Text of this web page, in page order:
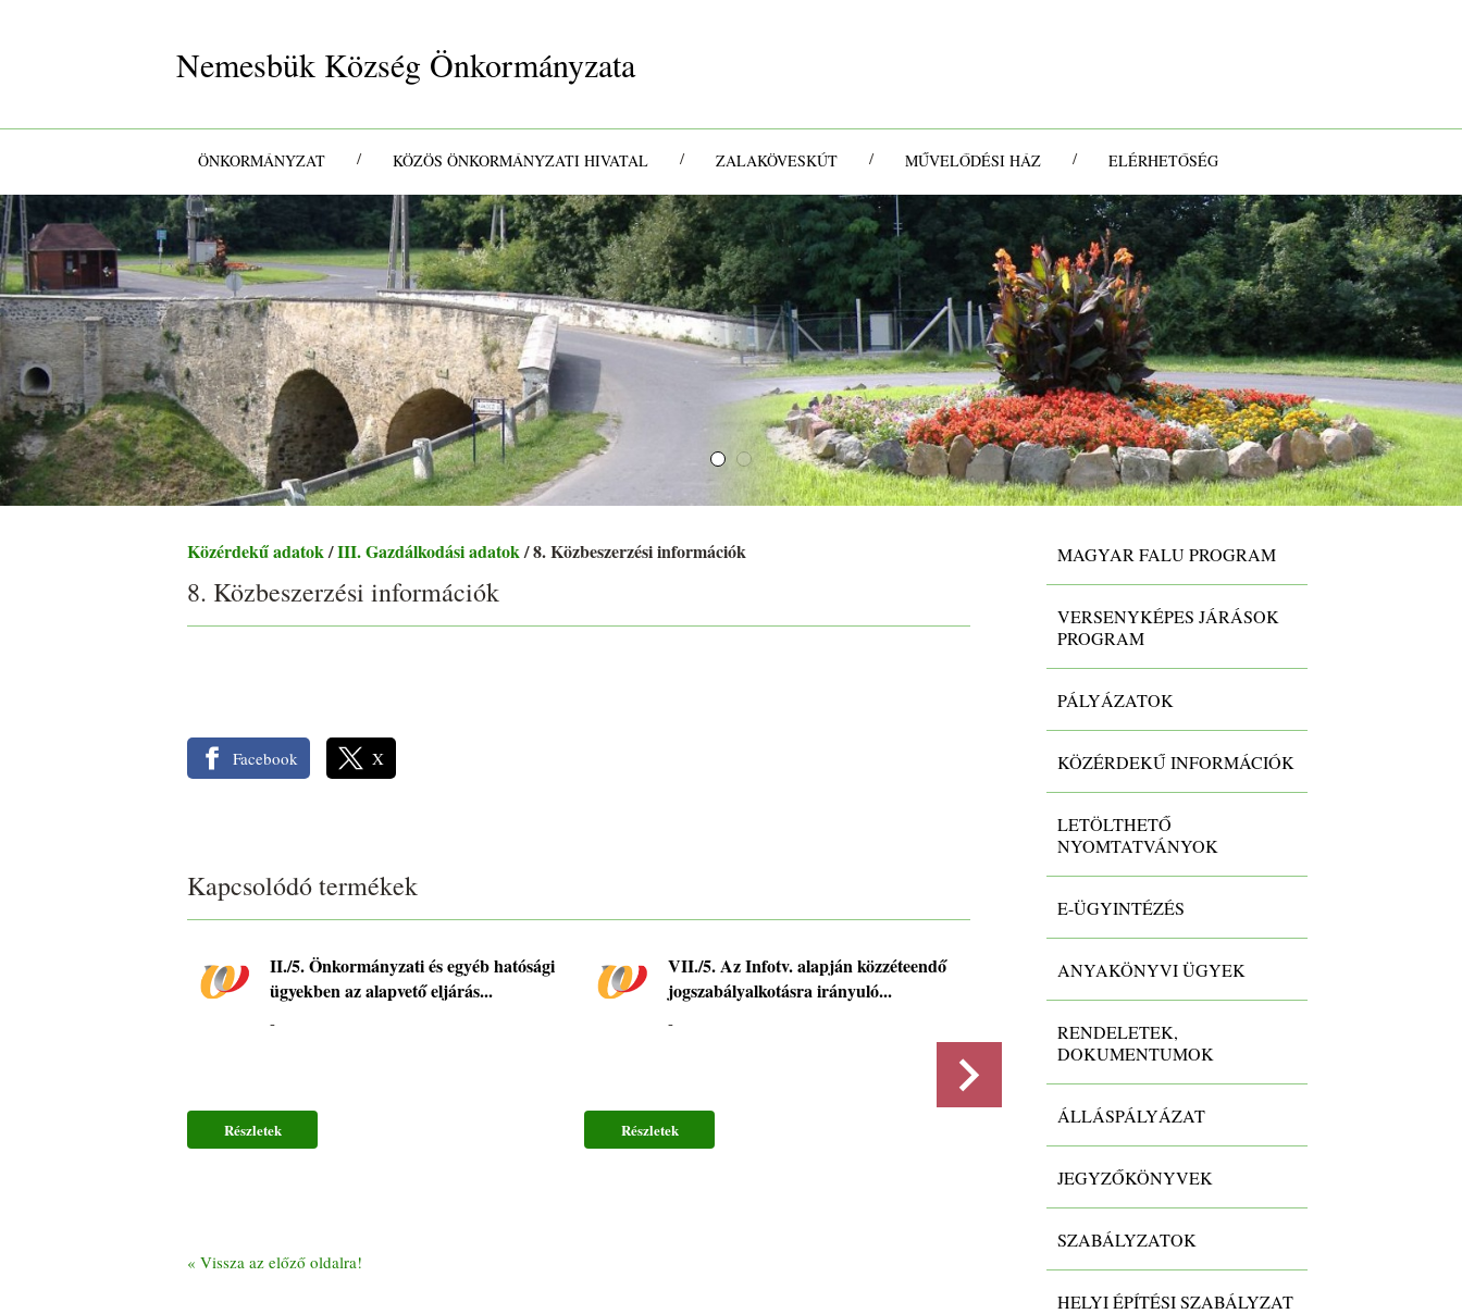
Nemesbük Község Önkormányzata
ÖNKORMÁNYZAT / KÖZÖS ÖNKORMÁNYZATI HIVATAL / ZALAKÖVESKÚT / MŰVELŐDÉSI HÁZ / ELÉRHETŐSÉG
Közérdekű adatok /III. Gazdálkodási adatok / 8. Közbeszerzési információk
8. Közbeszerzési információk
Facebook X
Kapcsolódó termékek
II./5. Önkormányzati és egyéb hatósági
ügyekben az alapvető eljárás...
-
Részletek
VII./5. Az Infotv. alapján közzéteendő
jogszabályalkotásra irányuló...
-
Részletek
VI/10. A testületi szerv döntései,
-
Részletek
« Vissza az előző oldalra!
MAGYAR FALU PROGRAM
VERSENYKÉPES JÁRÁSOK
PROGRAM
PÁLYÁZATOK
KÖZÉRDEKŰ INFORMÁCIÓK
LETÖLTHETŐ
NYOMTATVÁNYOK
E-ÜGYINTÉZÉS
ANYAKÖNYVI ÜGYEK
RENDELETEK,
DOKUMENTUMOK
ÁLLÁSPÁLYÁZAT
JEGYZŐKÖNYVEK
SZABÁLYZATOK
HELYI ÉPÍTÉSI SZABÁLYZAT